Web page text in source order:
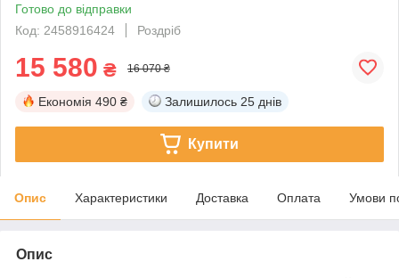
Готово до відправки
Код: 2458916424
Роздріб
15 580 ₴ 16 070 ₴
Економія 490 ₴ Залишилось 25 днів
Купити
Опис Характеристики Доставка Оплата Умови
Опис